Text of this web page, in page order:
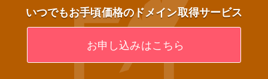
いつでもお手頃価格のドメイン取得サービス
お申し込みはこちら